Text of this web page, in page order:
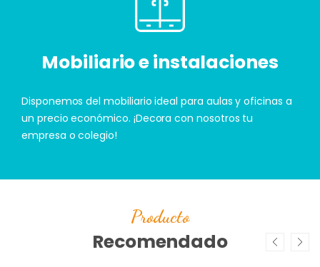
Mobiliario e instalaciones
Disponemos del mobiliario ideal para aulas y oficinas a
un precio económico. ¡Decora con nosotros tu
empresa o colegio!
Producto
Recomendado